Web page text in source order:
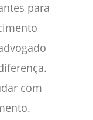
para
com